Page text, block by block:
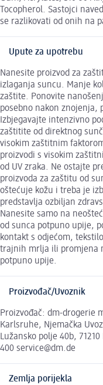
Tocopherol. Sastojci
se razlikovati od onih na
Upute za upotrebu
Nanesite proizvod za
izlaganja suncu. Manje
zaštite. Ponovite
posebno nakon znojenja,
Izbjegavajte intenzivno
zaštitite od direktnog
visokim zaštitnim
proizvodi s visokim
od UV zraka. Ne ostajte
proizvoda za zaštitu od
oštećuje kožu i treba je
predstavlja ozbiljan
Nanesite samo na
od sunca potpuno upije,
kontakt s odjećom,
trajnih mrlja ili promjena
potpuno upije.
Proizvođač/Uvoznik
Proizvođač: dm-drogerie
Karlsruhe, Njemačka
Lužansko polje 40b,
400 service@dm.de
Zemlja porijekla